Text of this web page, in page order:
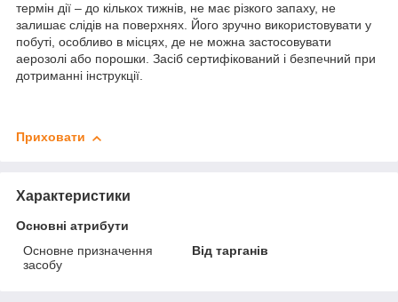
термін дії – до кількох тижнів, не має різкого запаху, не
залишає слідів на поверхнях. Його зручно використовувати у
побуті, особливо в місцях, де не можна застосовувати
аерозолі або порошки. Засіб сертифікований і безпечний при
дотриманні інструкції.
Приховати
Характеристики
Основні атрибути
Основне призначення
засобу
Від тарганів